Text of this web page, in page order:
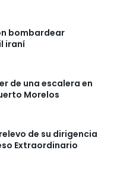
bombardear
iraní
de una escalera en
Morelos
de su dirigencia
Extraordinario